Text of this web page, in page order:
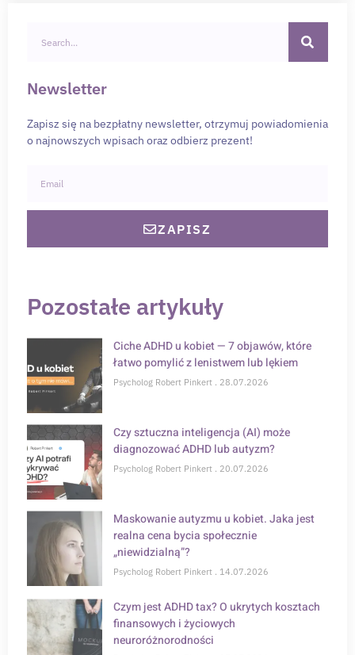
Newsletter
Zapisz się na bezpłatny newsletter, otrzymuj powiadomienia
o najnowszych wpisach oraz odbierz prezent!
ZAPISZ
Pozostałe artykuły
Ciche ADHD u kobiet — 7 objawów, które
łatwo pomylić z lenistwem lub lękiem
Psycholog Robert Pinkert 28.07.2026
Czy sztuczna inteligencja (AI) może
diagnozować ADHD lub autyzm?
Psycholog Robert Pinkert 20.07.2026
Maskowanie autyzmu u kobiet. Jaka jest
realna cena bycia społecznie
„niewidzialną”?
Psycholog Robert Pinkert 14.07.2026
Czym jest ADHD tax? O ukrytych kosztach
finansowych i życiowych
neuroróżnorodności